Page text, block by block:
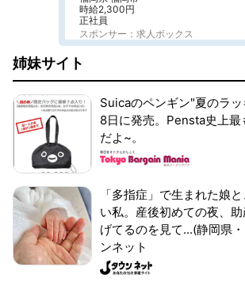
時給2,300円
正社員
スポンサー：求人ボックス
姉妹サイト
Suicaのペンギン"夏のラ
8日に発売。Pensta史上最
だよ~。
「多指症」で生まれた娘
い私。産後初めての夜、
げてるのを見て...(静岡県
ンネット